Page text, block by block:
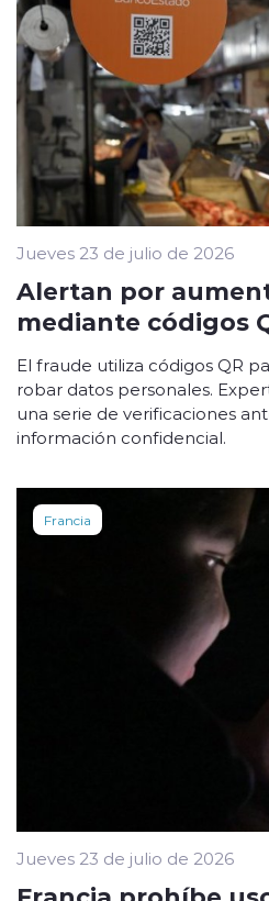
Jueves 23 de julio de 2026
Alertan por
mediante códigos
El fraude utiliza códigos QR
robar datos personales.
una serie de verificaciones
información confidencial.
Francia
Jueves 23 de julio de 2026